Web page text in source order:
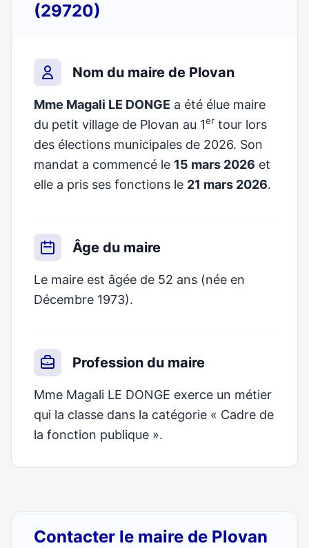
(29720)
Nom du maire de Plovan
Mme Magali LE DONGE a été élue maire
du petit village de Plovan au 1er tour lors
des élections municipales de 2026. Son
mandat a commencé le 15 mars 2026 et
elle a pris ses fonctions le 21 mars 2026.
Âge du maire
Le maire est âgée de 52 ans (née en
Décembre 1973).
Profession du maire
Mme Magali LE DONGE exerce un métier
qui la classe dans la catégorie « Cadre de
la fonction publique ».
Contacter le maire de Plovan